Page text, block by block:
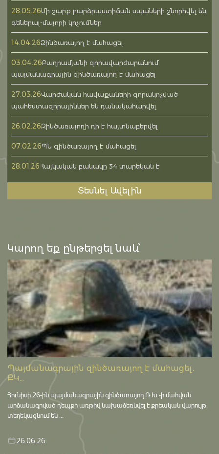
28.05.26Մի շարք բարձրաստիճան սպաների շնորհվել են
գեներալ-մայորի կոչումներ
14.04.26Զինծառայող է մահացել
03.04.26Բաղրամյանի զորավարժարանում
պայմանագրային զինծառայող է մահացել
27.03.26Վարժական հավաքաների զորակոչված
պահեստազորայիններ են դանակահարվել
26.02.26Զինծառայողի դի է հայտնաբերվել
07.02.26ՊՆ զինծառայող է մահացել
28.01.26Հայկական բանակը 34 տարեկան է
Տեսնել Ավելին
Կարող եք ընթերցել նաև՝
Պայմանագրային զինծառայող է մահացել․
ՔԿ...
Հունիսի 26-ին պայմանագրային զինծառայող Ռ.Խ.-ի մահվան
արձանագրված դեպքի առթիվ նախաձեռնվել է քրեական վարույթ․
տեղեկացնում են ...
26.06.26